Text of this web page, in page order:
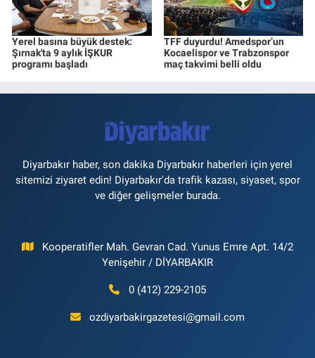
Yerel basına büyük destek:
Şırnak'ta 9 aylık İŞKUR
programı başladı
TFF duyurdu! Amedspor’un
Kocaelispor ve Trabzonspor
maç takvimi belli oldu
Diyarbakır haber, son dakika Diyarbakır haberleri için yerel
sitemizi ziyaret edin! Diyarbakır'da trafik kazası, siyaset, spor
ve diğer gelişmeler burada.
Kooperatifler Mah. Gevran Cad. Yunus Emre Apt. 14/2
Yenişehir / DİYARBAKIR
0 (412) 229-2105
ozdiyarbakirgazetesi@gmail.com